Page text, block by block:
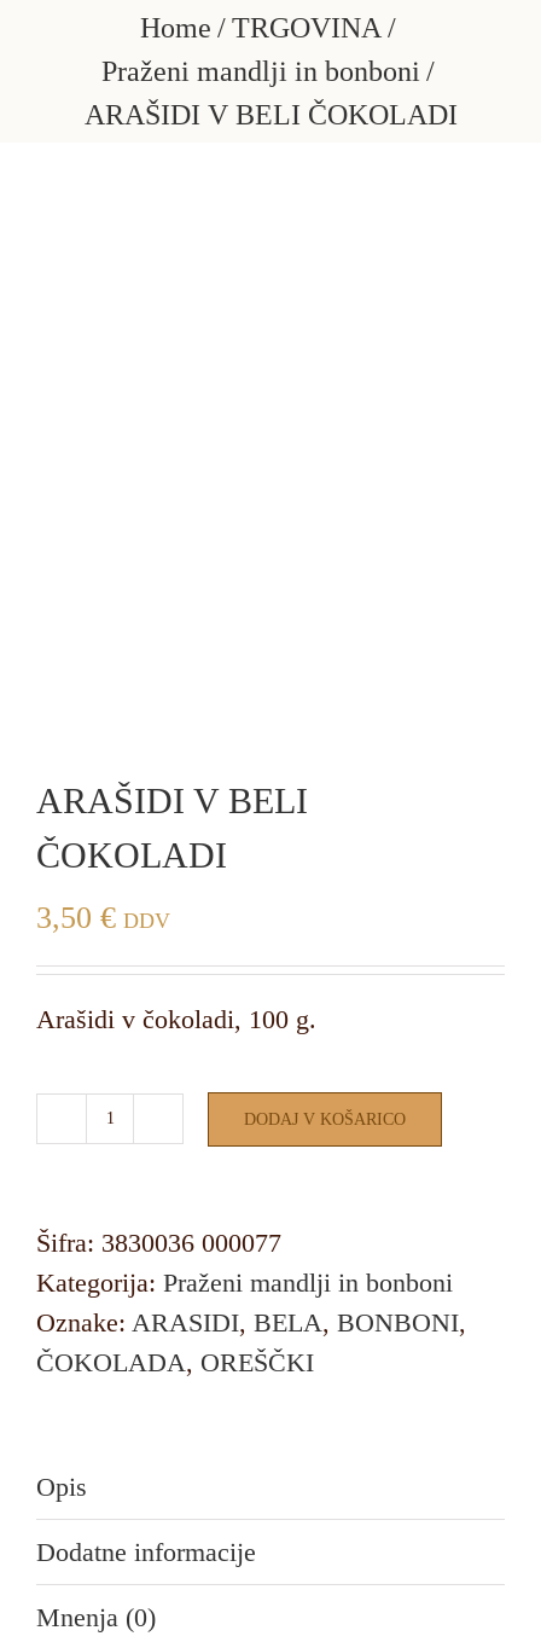
Home
TRGOVINA
Praženi mandlji in bonboni
ARAŠIDI V BELI ČOKOLADI
ARAŠIDI V BELI
ČOKOLADI
3,50 € DDV
Arašidi v čokoladi, 100 g.
ARAŠIDI
ČOKOLADI
količina
DODAJ V KOŠARICO
Šifra: 3830036 000077
Kategorija: Praženi mandlji in bonboni
Oznake: ARASIDI, BELA, BONBONI,
ČOKOLADA, OREŠČKI
Opis
Dodatne informacije
Mnenja (0)